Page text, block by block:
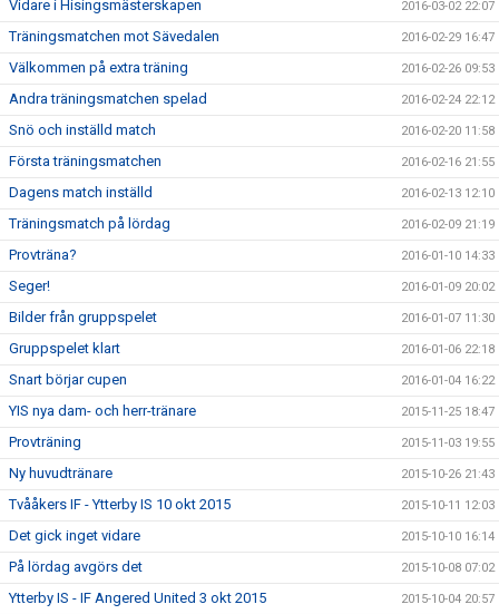
Vidare i Hisingsmästerskapen 2016-03-02 22:07
Träningsmatchen mot Sävedalen 2016-02-29 16:47
Välkommen på extra träning 2016-02-26 09:53
Andra träningsmatchen spelad 2016-02-24 22:12
Snö och inställd match 2016-02-20 11:58
Första träningsmatchen 2016-02-16 21:55
Dagens match inställd 2016-02-13 12:10
Träningsmatch på lördag 2016-02-09 21:19
Provträna? 2016-01-10 14:33
Seger! 2016-01-09 20:02
Bilder från gruppspelet 2016-01-07 11:30
Gruppspelet klart 2016-01-06 22:18
Snart börjar cupen 2016-01-04 16:22
YIS nya dam- och herr-tränare 2015-11-25 18:47
Provträning 2015-11-03 19:55
Ny huvudtränare 2015-10-26 21:43
Tvååkers IF - Ytterby IS 10 okt 2015 2015-10-11 12:03
Det gick inget vidare 2015-10-10 16:14
På lördag avgörs det 2015-10-08 07:02
Ytterby IS - IF Angered United 3 okt 2015 2015-10-04 20:57